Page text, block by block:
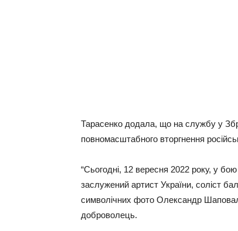
Тарасенко додала, що на службу у
повномасштабного вторгнення
“Сьогодні, 12 вересня 2022 року, у
заслужений артист України, соліст
символічних фото Олександр Шаповал
доброволець.